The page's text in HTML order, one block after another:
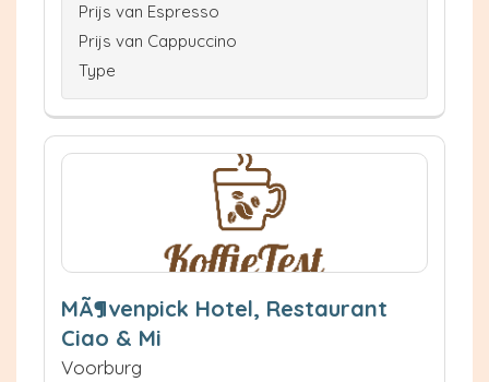
Prijs van Espresso
Prijs van Cappuccino
Type
MÃ¶venpick Hotel, Restaurant
Ciao & Mi
Voorburg